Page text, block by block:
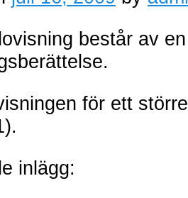
består av
för ett
inlägg: